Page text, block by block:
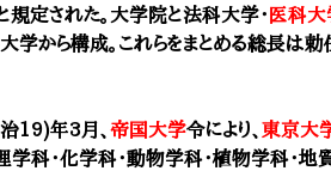
規定された。大学院と法科大学・ 医科大
学から構成。これらをまとめる総長は勅
19)年3月、 帝国大学令により、 東京大
学科・化学科・動物学科・植物学科・地